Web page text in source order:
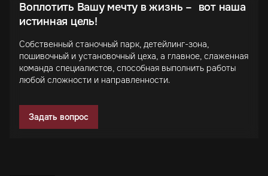
Воплотить Вашу мечту в жизнь – вот наша
истинная цель!
Собственный станочный парк, детейлинг-зона,
пошивочный и установочный цеха, а главное, слаженная
команда специалистов, способная выполнить работы
любой сложности и направленности.
Задать вопрос